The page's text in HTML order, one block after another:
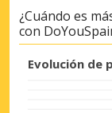
¿Cuándo es
con
Evolución de